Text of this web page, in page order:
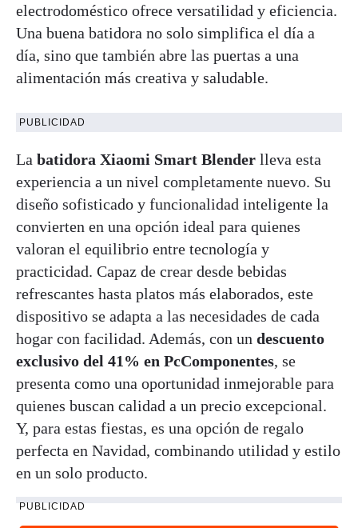
electrodoméstico ofrece versatilidad y eficiencia.
Una buena batidora no solo simplifica el día a
día, sino que también abre las puertas a una
alimentación más creativa y saludable.
PUBLICIDAD
La batidora Xiaomi Smart Blender lleva esta
experiencia a un nivel completamente nuevo. Su
diseño sofisticado y funcionalidad inteligente la
convierten en una opción ideal para quienes
valoran el equilibrio entre tecnología y
practicidad. Capaz de crear desde bebidas
refrescantes hasta platos más elaborados, este
dispositivo se adapta a las necesidades de cada
hogar con facilidad. Además, con un descuento
exclusivo del 41% en PcComponentes, se
presenta como una oportunidad inmejorable para
quienes buscan calidad a un precio excepcional.
Y, para estas fiestas, es una opción de regalo
perfecta en Navidad, combinando utilidad y estilo
en un solo producto.
PUBLICIDAD